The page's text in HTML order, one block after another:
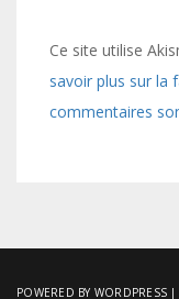
Ce site utilise
savoir plus sur la
commentaires
POWERED BY WORDPRESS |